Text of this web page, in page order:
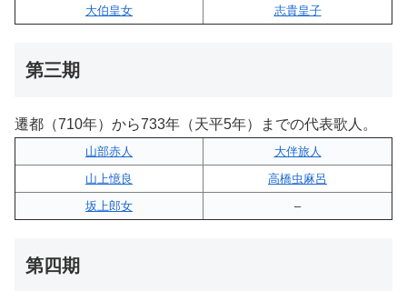
大伯皇女
志貴皇子
第三期
遷都（710年）から733年（天平5年）までの代表歌人。
山部赤人
大伴旅人
山上憶良
高橋虫麻呂
坂上郎女
–
第四期